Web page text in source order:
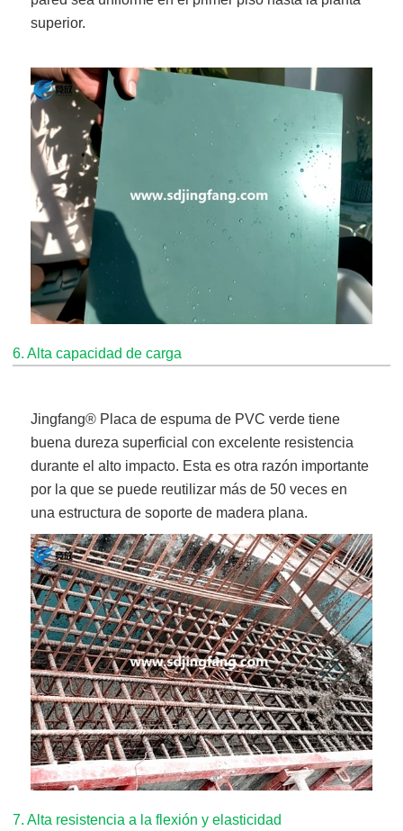
superior.
6. Alta capacidad de carga
Jingfang® Placa de espuma de PVC verde tiene
buena dureza superficial con excelente resistencia
durante el alto impacto. Esta es otra razón importante
por la que se puede reutilizar más de 50 veces en
una estructura de soporte de madera plana.
7. Alta resistencia a la flexión y elasticidad